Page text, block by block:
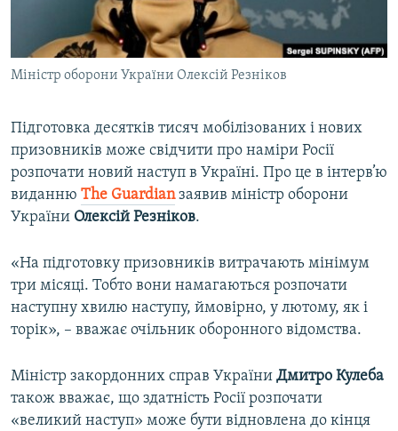
ВІДЕОУРОКИ «ELIFBE»
СВІДЧЕННЯ ОКУПАЦІЇ
УКРАЇНСЬКА ПРОБЛЕМА КРИМУ
Русский
Qırımtatar
Усі сайти RFE/RL
Міністр оборони України Олексій Резніков
Підготовка десятків тисяч мобілізованих і нових
призовників може свідчити про наміри Росії
розпочати новий наступ в Україні. Про це в інтерв’ю
виданню The Guardianзаявив міністр оборони
України Олексій Резніков.
«На підготовку призовників витрачають мінімум
три місяці. Тобто вони намагаються розпочати
наступну хвилю наступу, ймовірно, у лютому, як і
торік», – вважає очільник оборонного відомства.
Міністр закордонних справ України Дмитро Кулеба
також вважає, що здатність Росії розпочати
«великий наступ» може бути відновлена до кінця